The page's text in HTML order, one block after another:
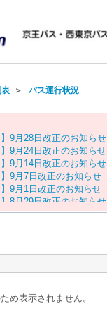
＞ バス運行状況
】 9月 28 日 改正のお知 らせ
】 9月 24 日 改正のお知 らせ
】 9月 14 日 改正のお知 らせ
】 9月 7 日 改正のお知 らせ
】 9月 1 日 改正のお知 らせ
】 8 月 29日改正のお知 らせ
お盆ダイヤのお知らせ
め表示されません。